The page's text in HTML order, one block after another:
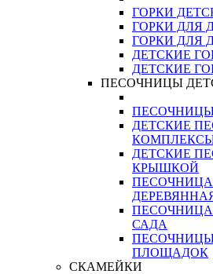
ГОРКИ
ГОРКИ ДЛЯ
ГОРКИ ДЛЯ
ДЕТСКИЕ
ДЕТСКИЕ
ПЕСОЧНИЦЫ
ДЕТСКИЕ
ДЕТСКИЕ
КРЫШКОЙ
ПЕСОЧНИЦА
САДА
ПЛОЩАДОК
СКАМЕЙКИ